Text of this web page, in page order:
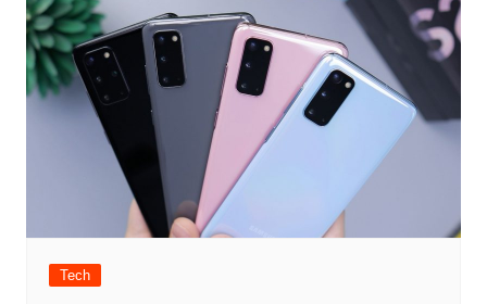
Tech